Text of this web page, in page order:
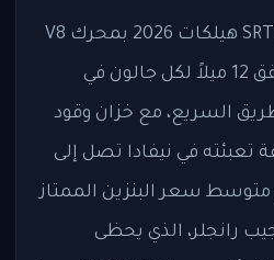
يأتي طراز دودج دورانجو SRT هيلكات 2026 بمحرك V8
سعة 6.2 لتر أيضًا، ويحقق 12 ميلاً لكل جالون في
على الطريق السريع، مع خزان وقود
تكلفة تعبئته في نيفادا تصل إلى
يبلغ متوسط سعر البنزين الممتاز
جيب رانجلر، الذي يحظى